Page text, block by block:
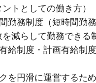
トとしての働き方）
勤務制度（短時間勤
減らして勤務できる
給制度・計画有給制
を円滑に運営するた